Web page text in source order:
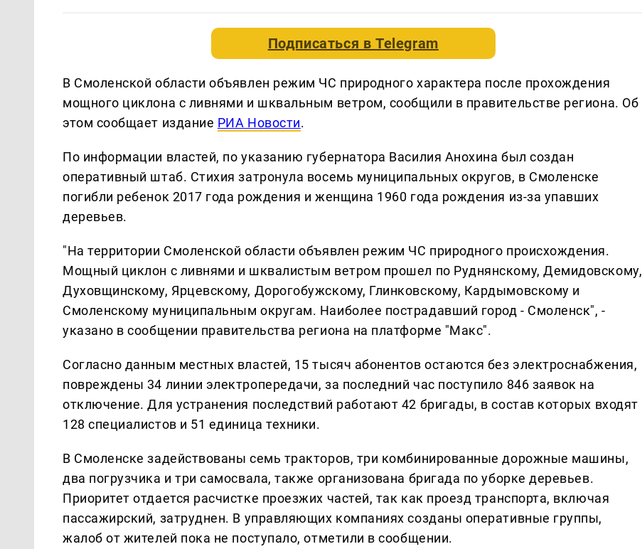
Подписаться вTelegram
В Смоленской области объявлен режим ЧС природного характера после прохождения
мощного циклона с ливнями и шквальным ветром, сообщили в правительстве региона. Об
этом сообщает издание РИА Новости.
По информации властей, по указанию губернатора Василия Анохина был создан
оперативный штаб. Стихия затронула восемь муниципальных округов, в Смоленске
погибли ребенок 2017 года рождения и женщина 1960 года рождения из-за упавших
деревьев.
"На территории Смоленской области объявлен режим ЧС природного происхождения.
Мощный циклон с ливнями и шквалистым ветром прошел по Руднянскому, Демидовскому,
Духовщинскому, Ярцевскому, Дорогобужскому, Глинковскому, Кардымовскому и
Смоленскому муниципальным округам. Наиболее пострадавший город - Смоленск", -
указано в сообщении правительства региона на платформе "Макс".
Согласно данным местных властей, 15 тысяч абонентов остаются без электроснабжения,
повреждены 34 линии электропередачи, за последний час поступило 846 заявок на
отключение. Для устранения последствий работают 42 бригады, в состав которых входят
128 специалистов и 51 единица техники.
В Смоленске задействованы семь тракторов, три комбинированные дорожные машины,
два погрузчика и три самосвала, также организована бригада по уборке деревьев.
Приоритет отдается расчистке проезжих частей, так как проезд транспорта, включая
пассажирский, затруднен. В управляющих компаниях созданы оперативные группы,
жалоб от жителей пока не поступало, отметили в сообщении.